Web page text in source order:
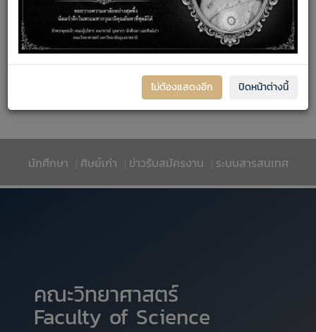
ไม่ต้องแสดงอีก ปิดหน้าต่างนี้
11 12 14 15
16
17
18 19 22
23
24
25 26 27 28 29
30
นักศึกษา ศิษย์เก่า ข่าวรับสมัครงาน ระบบสารสนเทศ
คณะวิทยาศาสตร์
Faculty of Science